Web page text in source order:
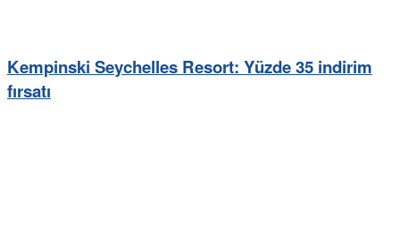
Kempinski Seychelles Resort: Yüzde 35 indirim
fırsatı